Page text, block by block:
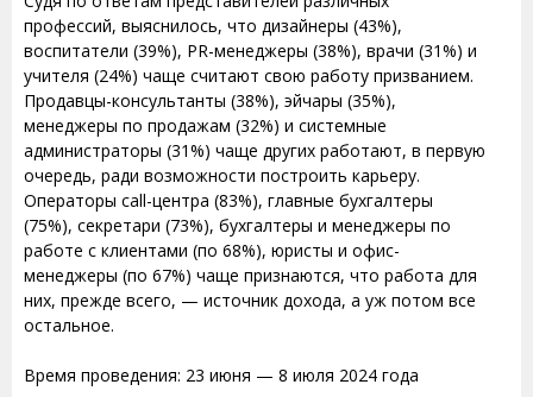
профессий, выяснилось, что дизайнеры (43%),
воспитатели (39%), PR-менеджеры (38%), врачи (31%) и
учителя (24%) чаще считают свою работу призванием.
Продавцы-консультанты (38%), эйчары (35%),
менеджеры по продажам (32%) и системные
администраторы (31%) чаще других работают, в первую
очередь, ради возможности построить карьеру.
Операторы call-центра (83%), главные бухгалтеры
(75%), секретари (73%), бухгалтеры и менеджеры по
работе с клиентами (по 68%), юристы и офис-
менеджеры (по 67%) чаще признаются, что работа для
них, прежде всего, — источник дохода, а уж потом все
остальное.
Время проведения: 23 июня — 8 июля 2024 года